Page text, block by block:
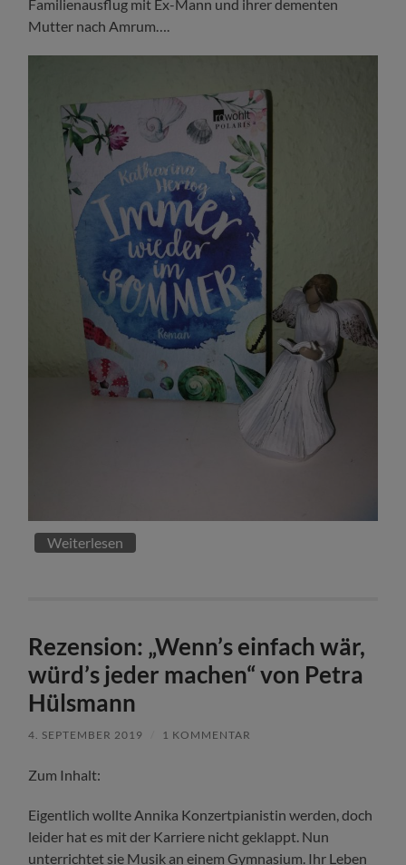
Familienausflug mit Ex-Mann und ihrer dementen
Mutter nach Amrum….
Weiterlesen
Rezension: „Wenn’s einfach wär,
würd’s jeder machen“ von Petra
Hülsmann
4. SEPTEMBER 2019 1 KOMMENTAR
Zum Inhalt:
Eigentlich wollte Annika Konzertpianistin werden, doch
leider hat es mit der Karriere nicht geklappt. Nun
unterrichtet sie Musik an einem Gymnasium. Ihr Leben